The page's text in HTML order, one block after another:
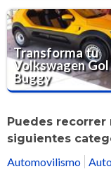
Transforma tu
Volkswagen Gol
Buggy
Puedes recorrer
siguientes
Automovilismo